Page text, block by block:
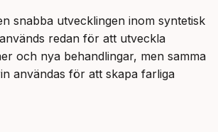
snabba utvecklingen inom syntetisk
redan för att utveckla
och nya behandlingar, men samma
användas för att skapa farliga